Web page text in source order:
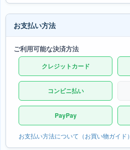
お支払い方法
ご利用可能な決済方法
クレジットカード
コンビニ払い
PayPay
お支払い方法について（お買い物ガイド）